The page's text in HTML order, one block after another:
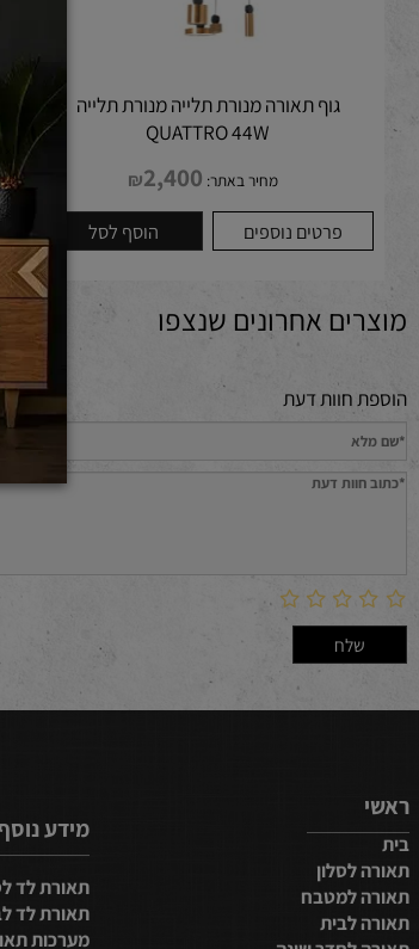
QUATTRO 44W
מחיר באתר:2,400
פרטים נוספים
אחרונים שנצפו
דעת
מידע נוסף